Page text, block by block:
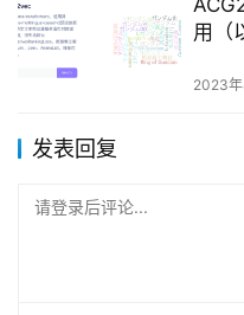
用（
2023
发表回复
请登录后评论...